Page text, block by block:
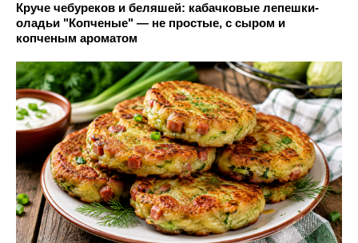
Круче чебуреков и беляшей: кабачковые лепешки-
оладьи "Копченые" — не простые, с сыром и
копченым ароматом